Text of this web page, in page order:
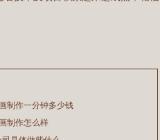
制作一分钟多少钱
制作怎么样